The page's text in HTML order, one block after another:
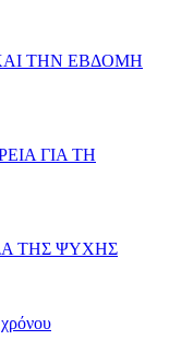
ΤΗΝ ΕΒΔΟΜΗ
ΓΙΑ ΤΗ
ΤΗΣ ΨΥΧΗΣ